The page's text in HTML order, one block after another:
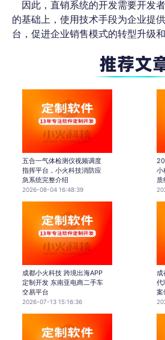
因此，直销系统的开发需要开发
的基础上，使用技术手段为企业提
台，促进企业销售模式的转型升级和
五合一气体检测仪视频调度
指挥平台，小火科技消防应
急系统完整介绍
2026-08-04 16:48:39
小
质
成都小火科技 跨境出海APP
定制开发 东南亚电商二手车
交易平台
2026-07-13 15:16:36
成
代
案